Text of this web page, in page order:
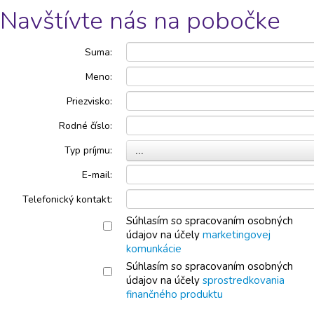
Navštívte nás na pobočke
Suma:
Meno:
Priezvisko:
Rodné číslo:
Typ príjmu:
...
E-mail:
Telefonický kontakt:
Súhlasím so spracovaním osobných
údajov na účely marketingovej
komunkácie
Súhlasím so spracovaním osobných
údajov na účely sprostredkovania
finančného produktu